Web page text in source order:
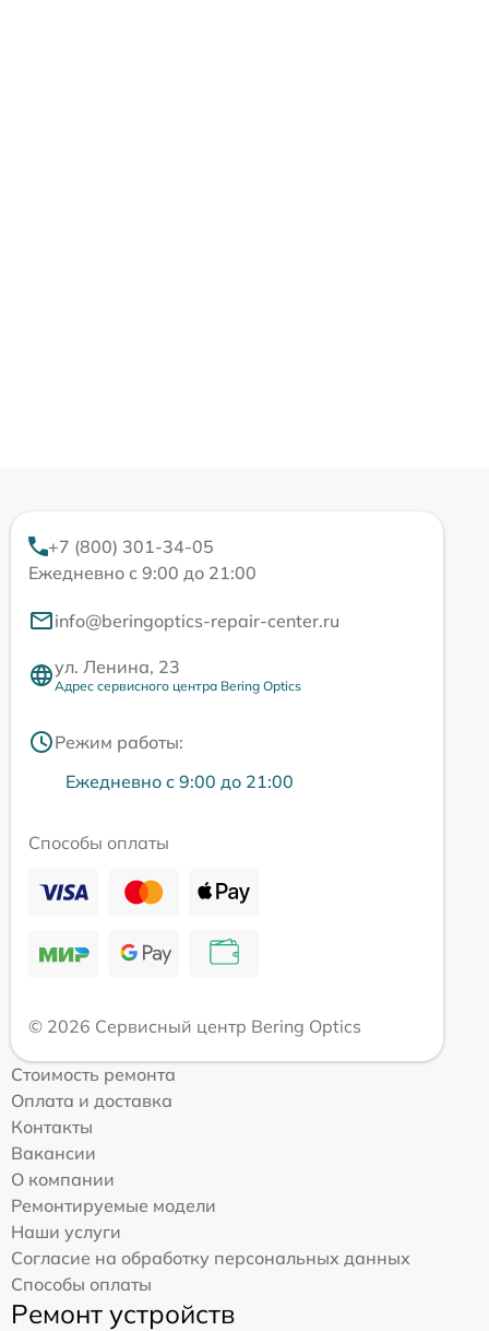
+7 (800) 301-34-05
Ежедневно с 9:00 до 21:00
info@beringoptics-repair-center.ru
ул. Ленина, 23
Адрес сервисного центра Bering Optics
Режим работы:
Ежедневно с 9:00 до 21:00
Способы оплаты
© 2026 Сервисный центр Bering Optics
Стоимость ремонта
Оплата и доставка
Контакты
Вакансии
О компании
Ремонтируемые модели
Наши услуги
Согласие на обработку персональных данных
Способы оплаты
Ремонт устройств